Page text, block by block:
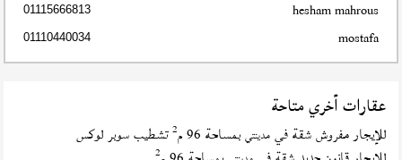
hesham mahrous
01115666813
mostafa
01110440034
عقارات أخري متاحة
للإيجار مفروش شقة فيمدينتي بمساحة 96 م 2تشطيب سوبر لوكس
2